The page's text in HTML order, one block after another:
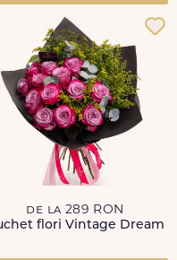
de la 289 RON
flori Vintage Dream